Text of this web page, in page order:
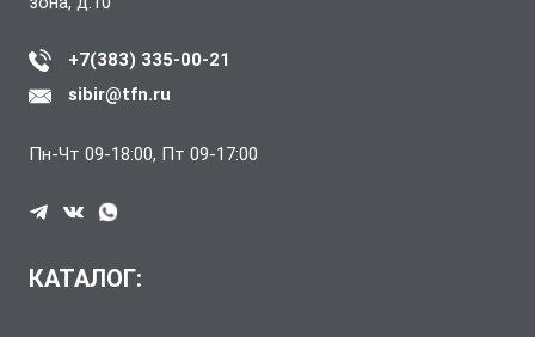
+7(383) 335-00-21
sibir@tfn.ru
Пн-Чт 09-18:00, Пт 09-17:00
КАТАЛОГ: